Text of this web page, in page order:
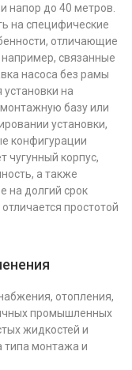
напор до 40 метров.
на специфические
отличающие
связанные
насоса без рамы
на
базу или
установки,
конфигурации
чугунный корпус,
а также
на долгий срок
простотой
отопления,
промышленных
жидкостей и
типа монтажа и